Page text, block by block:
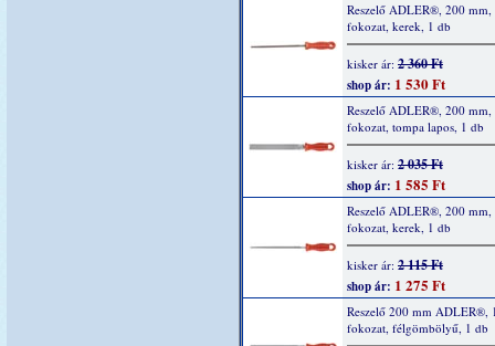
Reszelő ADLER®, 200 mm,
fokozat, kerek, 1 db
kisker ár: 2 360 Ft
shop ár: 1 530 Ft
Reszelő ADLER®, 200 mm,
fokozat, tompa lapos, 1 db
kisker ár: 2 035 Ft
shop ár: 1 585 Ft
Reszelő ADLER®, 200 mm,
fokozat, kerek, 1 db
kisker ár: 2 115 Ft
shop ár: 1 275 Ft
Reszelő 200 mm ADLER®,
fokozat, félgömbölyű, 1 db